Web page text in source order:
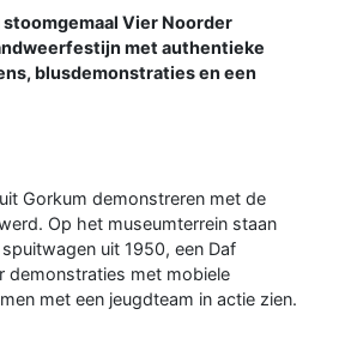
Vier Noorder
met authentieke
blusdemonstraties en een
Gorkum demonstreren met de
Op het museumterrein staan
uit 1950, een Daf
demonstraties met mobiele
met een jeugdteam in actie zien.